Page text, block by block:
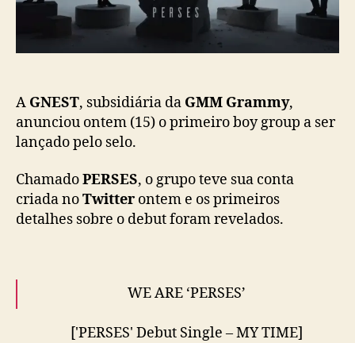
a
c
i
v
o
g
r
o
E
S
A GNEST, subsidiária da GMM Grammy,
anunciou ontem (15) o primeiro boy group a ser
lançado pelo selo.
ChamadoPERSES, o grupo teve sua conta
criada noTwitter ontem e os primeiros
detalhes sobre o debut foram revelados.
WE ARE ‘PERSES’
['PERSES' Debut Single – MY TIME]